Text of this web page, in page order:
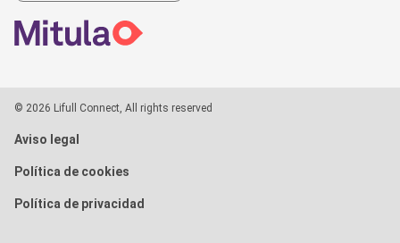
© 2026 Lifull Connect, All rights reserved
Aviso legal
Política de cookies
Política de privacidad